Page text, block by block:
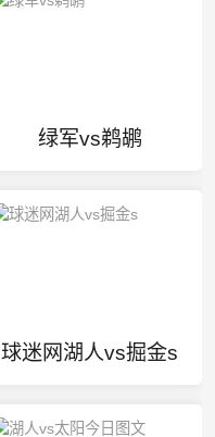
绿军vs鹈鹕
球迷网湖人vs掘金s